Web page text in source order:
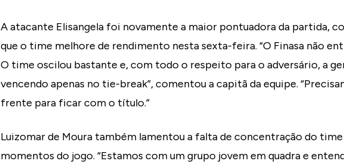
A atacante Elisangela foi novamente a maior pontuadora da partida,
que o time melhore de rendimento nesta sexta-feira. “O Finasa não
O time oscilou bastante e, com todo o respeito para o adversário, a
vencendo apenas no tie-break”, comentou a capitã da equipe.
frente para ficar com o título.”
Luizomar de Moura também lamentou a falta de concentração do
momentos do jogo. “Estamos com um grupo jovem em quadra e